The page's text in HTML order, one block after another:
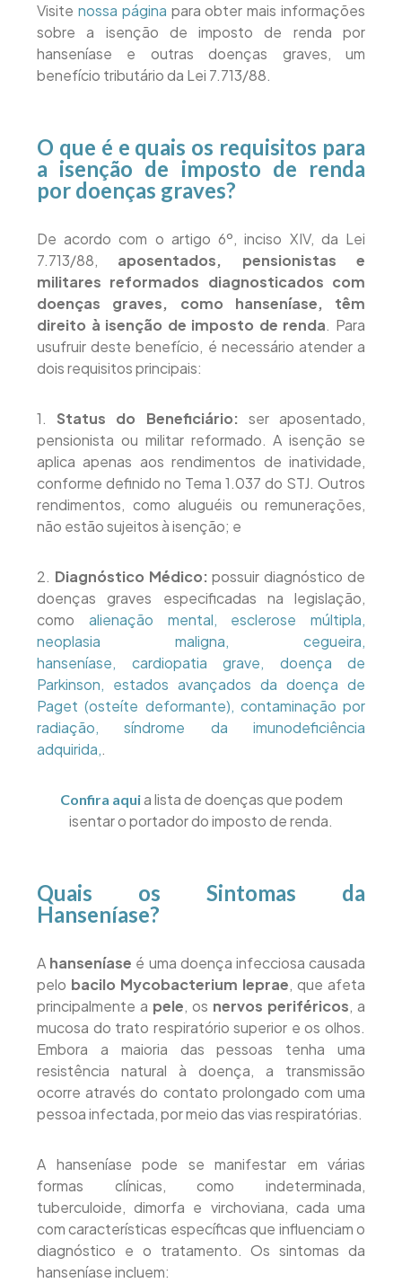
Visite nossa página para obter mais informações
sobre a isenção de imposto de renda por
hanseníase e outras doenças graves, um
benefício tributário da Lei 7.713/88.
O que é e quais os requisitos para
a isenção de imposto de renda
por doenças graves?
De acordo com o artigo 6º, inciso XIV, da Lei
7.713/88, aposentados, pensionistas e
militares reformados diagnosticados com
doenças graves, como hanseníase, têm
direito à isenção de imposto de renda. Para
usufruir deste benefício, é necessário atender a
dois requisitos principais:
1. Status do Beneficiário: ser aposentado,
pensionista ou militar reformado. A isenção se
aplica apenas aos rendimentos de inatividade,
conforme definido no Tema 1.037 do STJ. Outros
rendimentos, como aluguéis ou remunerações,
não estão sujeitos à isenção; e
2. Diagnóstico Médico:possuir diagnóstico de
doenças graves especificadas na legislação,
como alienação mental, esclerose múltipla,
neoplasia maligna, cegueira,
hanseníase, cardiopatia grave, doença de
Parkinson, estados avançados da doença de
Paget (osteíte deformante), contaminação por
radiação,síndrome da imunodeficiência
adquirida,.
Confira aquia lista de doenças que podem
isentar o portador do imposto de renda.
Quais os Sintomas da
Hanseníase?
A hanseníase é uma doença infecciosa causada
pelo bacilo Mycobacterium leprae, que afeta
principalmente a pele, os nervos periféricos, a
mucosa do trato respiratório superior e os olhos.
Embora a maioria das pessoas tenha uma
resistência natural à doença, a transmissão
ocorre através do contato prolongado com uma
pessoa infectada, por meio das vias respiratórias.
A hanseníase pode se manifestar em várias
formas clínicas, como indeterminada,
tuberculoide, dimorfa e virchoviana, cada uma
com características específicas que influenciam o
diagnóstico e o tratamento. Os sintomas da
hanseníase incluem: